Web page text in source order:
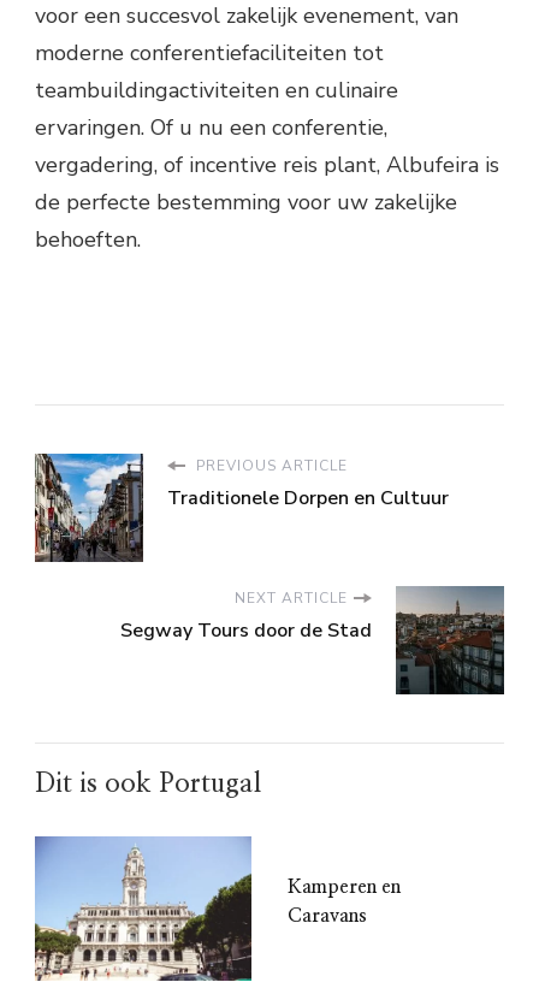
voor een succesvol zakelijk evenement, van
moderne conferentiefaciliteiten tot
teambuildingactiviteiten en culinaire
ervaringen. Of u nu een conferentie,
vergadering, of incentive reis plant, Albufeira is
de perfecte bestemming voor uw zakelijke
behoeften.
PREVIOUS ARTICLE
Traditionele Dorpen en Cultuur
NEXT ARTICLE
Segway Tours door de Stad
Dit is ook Portugal
Kamperen en
Caravans